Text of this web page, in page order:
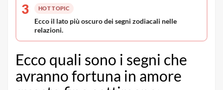
3 HOT TOPIC
Ecco il lato più oscuro dei segni zodiacali nelle
relazioni.
Ecco quali sono i segni che
avranno fortuna in amore